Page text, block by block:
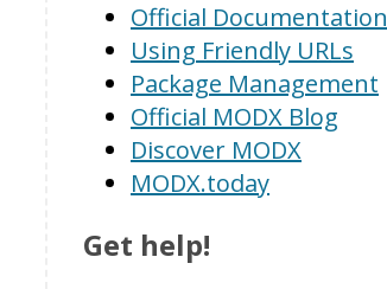
Official Documentation
Using Friendly URLs
Package Management
Official MODX Blog
Discover MODX
MODX.today
Get help!